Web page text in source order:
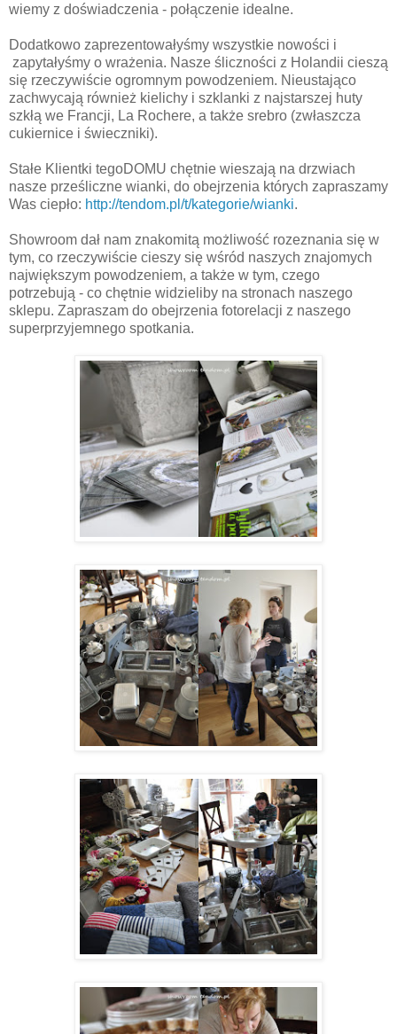
wiemy z doświadczenia - połączenie idealne.
Dodatkowo zaprezentowałyśmy wszystkie nowości i
zapytałyśmy o wrażenia. Nasze śliczności z Holandii cieszą
się rzeczywiście ogromnym powodzeniem. Nieustająco
zachwycają również kielichy i szklanki z najstarszej huty
szkłą we Francji, La Rochere, a także srebro (zwłaszcza
cukiernice i świeczniki).
Stałe Klientki tegoDOMU chętnie wieszają na drzwiach
nasze prześliczne wianki, do obejrzenia których zapraszamy
Was ciepło: http://tendom.pl/t/kategorie/wianki.
Showroom dał nam znakomitą możliwość rozeznania się w
tym, co rzeczywiście cieszy się wśród naszych znajomych
największym powodzeniem, a także w tym, czego
potrzebują - co chętnie widzieliby na stronach naszego
sklepu. Zapraszam do obejrzenia fotorelacji z naszego
superprzyjemnego spotkania.